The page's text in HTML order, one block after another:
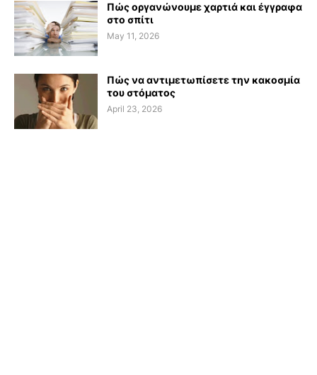
Πώς οργανώνουμε χαρτιά και έγγραφα
στο σπίτι
May 11, 2026
Πώς να αντιμετωπίσετε την κακοσμία
του στόματος
April 23, 2026